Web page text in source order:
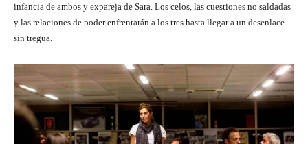
infancia de ambos y expareja de Sara. Los celos, las cuestiones no saldadas
y las relaciones de poder enfrentarán a los tres hasta llegar a un desenlace
sin tregua.